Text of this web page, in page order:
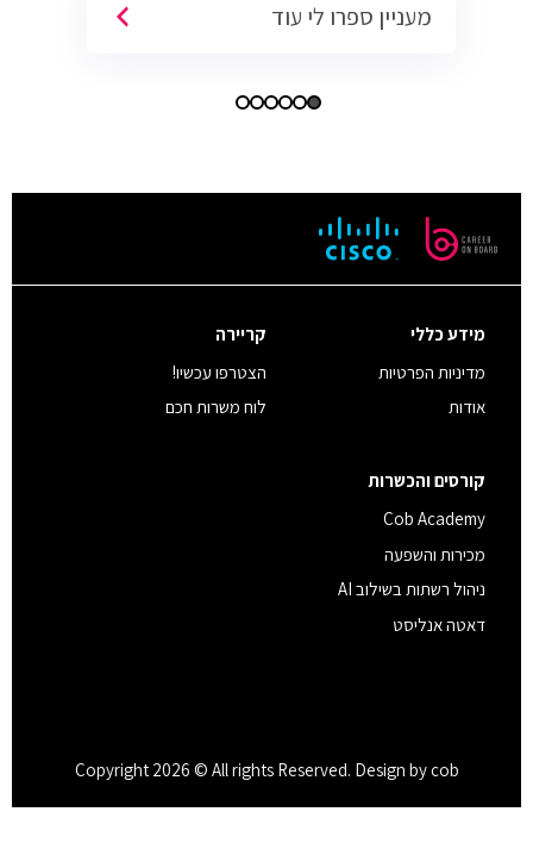
מעניין ספרו לי עוד
מידע כללי
מדיניות הפרטיות
אודות
קריירה
הצטרפו עכשיו!
לוח משרות חכם
קורסים והכשרות
Cob Academy
מכירות והשפעה
ניהול רשתות בשילוב AI
דאטה אנליסט
Copyright 2026 © All rights Reserved. Design by cob